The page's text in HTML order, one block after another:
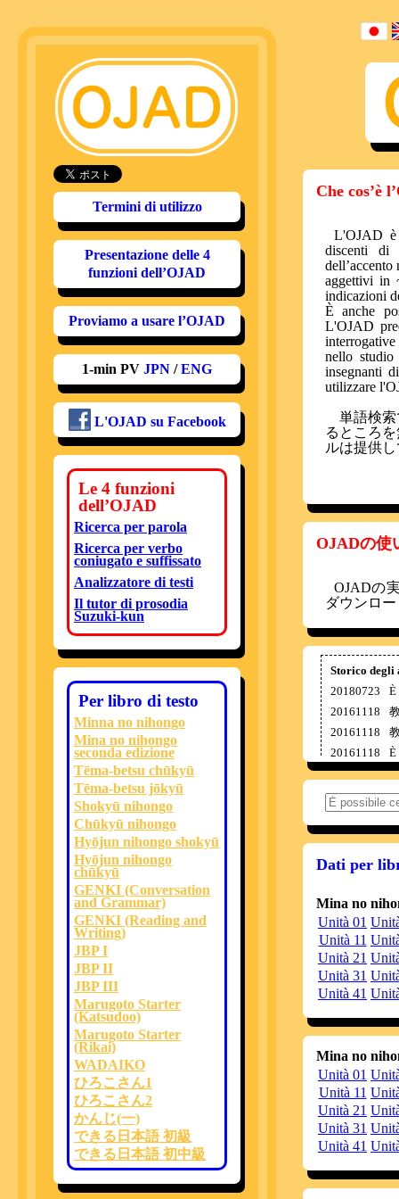
Termini di utilizzo
Presentazione delle 4
funzioni dell’OJAD
Proviamo a usare l’OJAD
1-min PV JPN /ENG
L'OJAD su Facebook
Le 4 funzioni
dell’OJAD
Ricerca per parola
Ricerca per verbo
coniugato e suffissato
Analizzatore di testi
Il tutor di prosodia
Suzuki-kun
Per libro di testo
Minna no nihongo
Mina no nihongo
seconda edizione
Tēma-betsu chūkyū
Tēma-betsu jōkyū
Shokyū nihongo
Chūkyū nihongo
Hyōjun nihongo shokyū
Hyōjun nihongo
chūkyū
GENKI (Conversation
and Grammar)
GENKI (Reading and
Writing)
JBP I
JBP II
JBP III
Marugoto Starter
(Katsudoo)
Marugoto Starter
(Rikai)
WADAIKO
ひろこさん1
ひろこさん2
かんじ(一)
できる日本語 初級
できる日本語 初中級
Che cos’è
L'OJAD è
discenti di
aggettivi in
indicazioni
È anche
L'OJAD
nello
insegnanti
utilizzare
単語検索
るところ
ルは提供
OJADの使
OJADの
ダウンロ
Storico degli
20180723
È
20161118
20161118
20161118
È
20160126
È
20151001
20150805
È
20150608
È
20150602
20150602
20150527
20150310
È
20141029
20141029
20140830
20140825
È
I
È
o
Dati per
Mina no
Unità 01
Unità 11
Unità 21
Unità 31
Unità 41
Mina no
Unità 01
Unità 11
Unità 21
Unità 31
Unità 41